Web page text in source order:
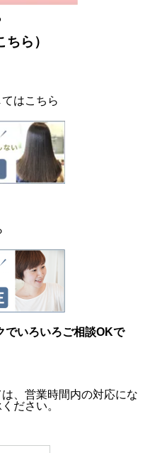
ちら ）
はこちら
でいろいろご相談OKで
、営業時間内の対応にな
ださい。